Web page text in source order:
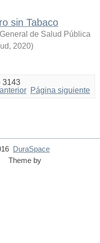
sin Tabaco
de Salud Pública
, 2020)
3143
Página siguiente
DuraSpace
Theme by